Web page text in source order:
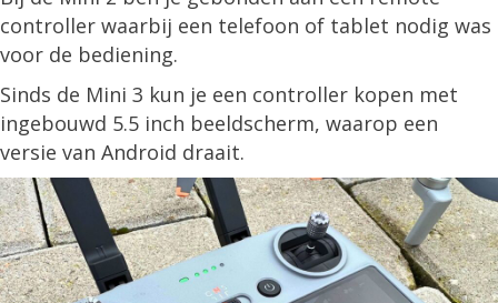
controller waarbij een telefoon of tablet nodig was
voor de bediening.
Sinds de Mini 3 kun je een controller kopen met
ingebouwd 5.5 inch beeldscherm, waarop een
versie van Android draait.